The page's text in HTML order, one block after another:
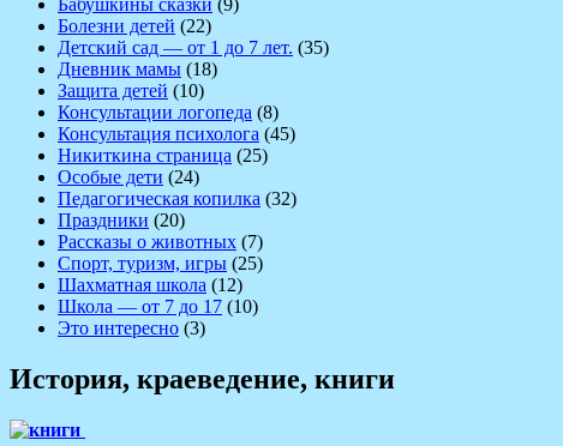
Болезни детей (22)
Детский сад — от 1 до 7 лет. (35)
Дневник мамы (18)
Защита детей (10)
Консультации логопеда (8)
Консультация психолога (45)
Никиткина страница (25)
Особые дети (24)
Педагогическая копилка (32)
Праздники (20)
Рассказы о животных (7)
Спорт, туризм, игры (25)
Шахматная школа (12)
Школа — от 7 до 17 (10)
Это интересно (3)
История, краеведение, книги